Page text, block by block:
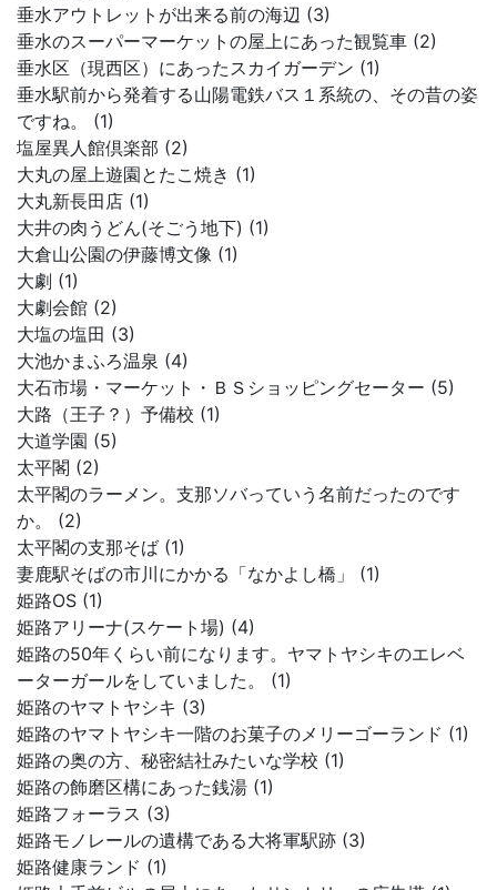
垂水アウトレットが出来る前の海辺 (3)
垂水のスーパーマーケットの屋上にあった観覧車 (2)
垂水区（現西区）にあったスカイガーデン (1)
垂水駅前から発着する山陽電鉄バス１系統の、その昔の姿
ですね。 (1)
塩屋異人館倶楽部 (2)
大丸の屋上遊園とたこ焼き (1)
大丸新長田店 (1)
大井の肉うどん(そごう地下) (1)
大倉山公園の伊藤博文像 (1)
大劇 (1)
大劇会館 (2)
大塩の塩田 (3)
大池かまふろ温泉 (4)
大石市場・マーケット・ＢＳショッピングセーター (5)
大路（王子？）予備校 (1)
大道学園 (5)
太平閣 (2)
太平閣のラーメン。支那ソバっていう名前だったのです
か。 (2)
太平閣の支那そば (1)
妻鹿駅そばの市川にかかる「なかよし橋」 (1)
姫路OS (1)
姫路アリーナ(スケート場) (4)
姫路の50年くらい前になります。ヤマトヤシキのエレベ
ーターガールをしていました。 (1)
姫路のヤマトヤシキ (3)
姫路のヤマトヤシキ一階のお菓子のメリーゴーランド (1)
姫路の奥の方、秘密結社みたいな学校 (1)
姫路の飾磨区構にあった銭湯 (1)
姫路フォーラス (3)
姫路モノレールの遺構である大将軍駅跡 (3)
姫路健康ランド (1)